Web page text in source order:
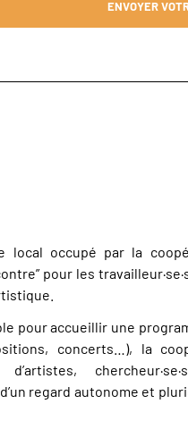
occupé par la
pour les
pour accueillir une
concerts…), la
chercheur·se·s,
regard autonome et